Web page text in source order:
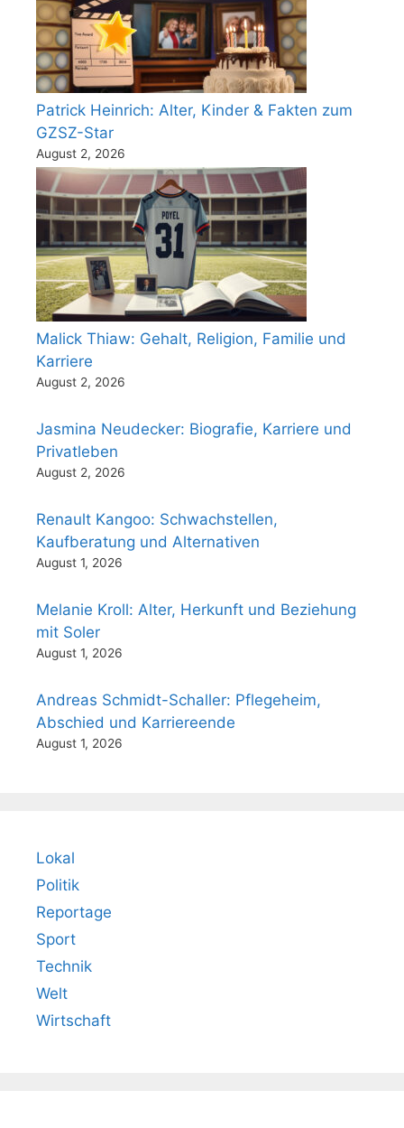
Patrick Heinrich: Alter, Kinder & Fakten zum
GZSZ-Star
August 2, 2026
Malick Thiaw: Gehalt, Religion, Familie und
Karriere
August 2, 2026
Jasmina Neudecker: Biografie, Karriere und
Privatleben
August 2, 2026
Renault Kangoo: Schwachstellen,
Kaufberatung und Alternativen
August 1, 2026
Melanie Kroll: Alter, Herkunft und Beziehung
mit Soler
August 1, 2026
Andreas Schmidt-Schaller: Pflegeheim,
Abschied und Karriereende
August 1, 2026
Lokal
Politik
Reportage
Sport
Technik
Welt
Wirtschaft